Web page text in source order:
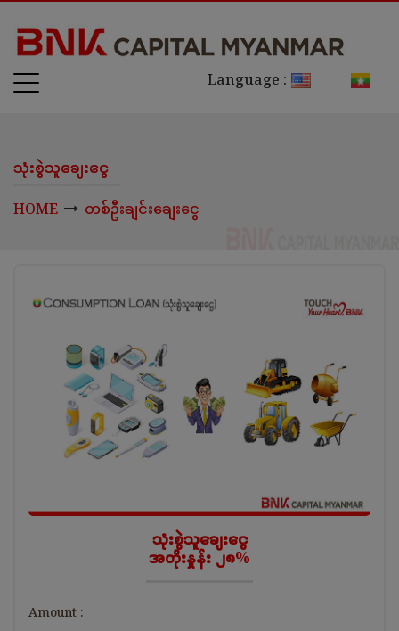
Language :
သုံးစွဲသူချေးငွေ
HOME တစ်ဦးချင်းချေးငွေ
သုံးစွဲသူချေးငွေ
အတိုးနှုန်း ၂၈%
Amount :